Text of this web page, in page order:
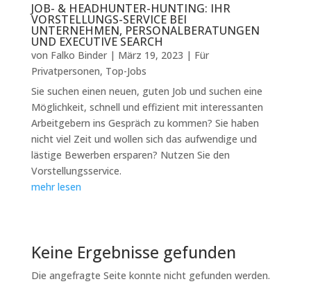
JOB- & HEADHUNTER-HUNTING: IHR
VORSTELLUNGS-SERVICE BEI
UNTERNEHMEN, PERSONALBERATUNGEN
UND EXECUTIVE SEARCH
von Falko Binder| März 19, 2023 | Für
Privatpersonen, Top-Jobs
Sie suchen einen neuen, guten Job und suchen eine
Möglichkeit, schnell und effizient mit interessanten
Arbeitgebern ins Gespräch zu kommen? Sie haben
nicht viel Zeit und wollen sich das aufwendige und
lästige Bewerben ersparen? Nutzen Sie den
Vorstellungsservice.
mehr lesen
Keine Ergebnisse gefunden
Die angefragte Seite konnte nicht gefunden werden.